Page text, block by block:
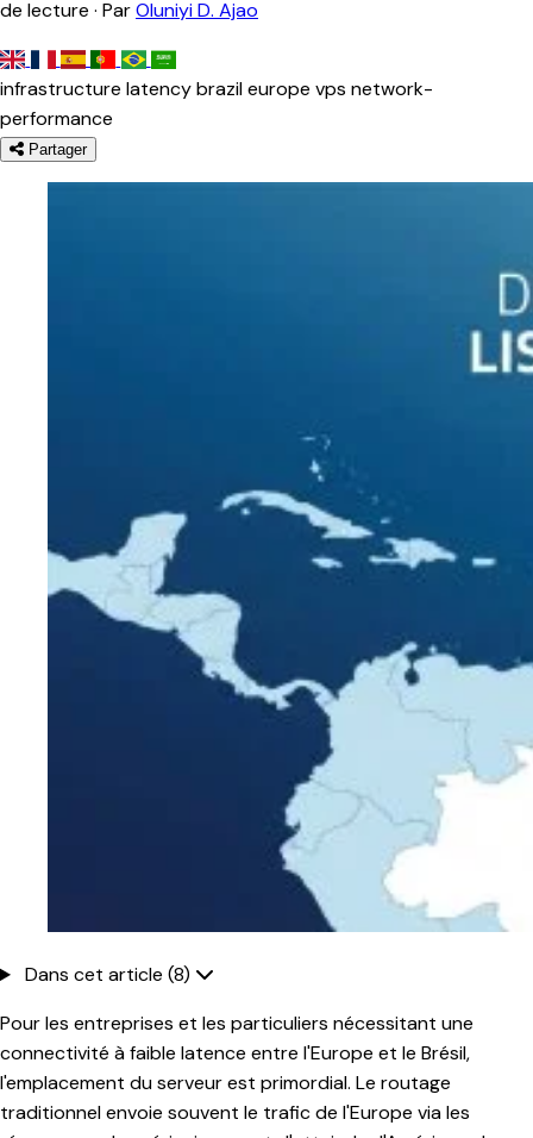
de lecture · ParOluniyi D. Ajao
infrastructure latencybrazileurope vps network-
performance
Partager
Dans cet article (8)
Pour les entreprises et les particuliers nécessitant une
connectivité à faible latence entre l'Europe et le Brésil,
l'emplacement du serveur est primordial. Le routage
traditionnel envoie souvent le trafic de l'Europe via les